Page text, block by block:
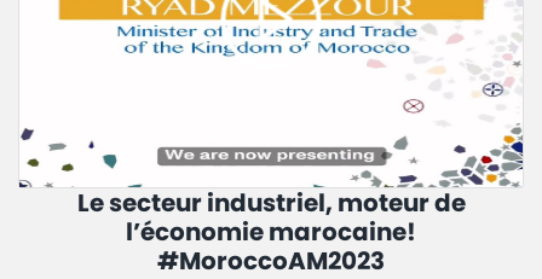
Le secteur industriel, moteur de
l’économie marocaine!
#MoroccoAM2023